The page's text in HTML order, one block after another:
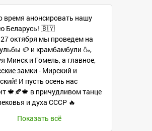
время анонсировать нашу
Беларусь! 🇧🇾
октября мы проведем на
🥔 и крамбамбули 🍶,
Минск и Гомель, а главное,
замки - Мирский и
И пусть осень нас
🍁🍂🍁 в причудливом танце
и духа СССР 🔥
Показать всё